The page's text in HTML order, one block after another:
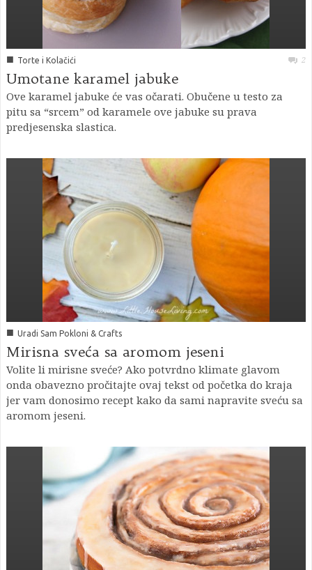
■ Torte i Kolačići 2
Umotane karamel jabuke
Ove karamel jabuke će vas očarati. Obučene u testo za
pitu sa “srcem” od karamele ove jabuke su prava
predjesenska slastica.
■ Uradi Sam Pokloni & Crafts
Mirisna sveća sa aromom jeseni
Volite li mirisne sveće? Ako potvrdno klimate glavom
onda obavezno pročitajte ovaj tekst od početka do kraja
jer vam donosimo recept kako da sami napravite sveću sa
aromom jeseni.